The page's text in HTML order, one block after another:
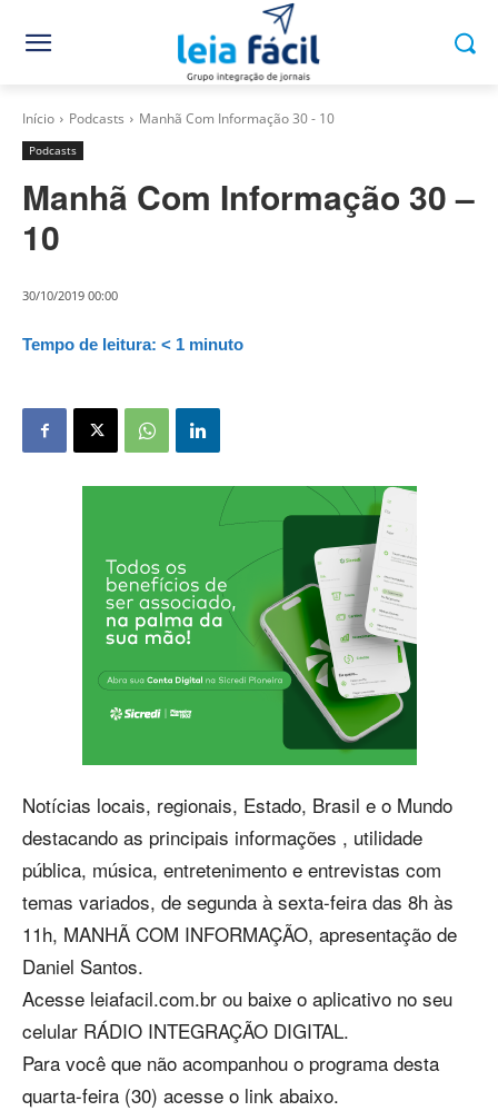
Início Podcasts Manhã Com Informação 30 - 10
Podcasts
Manhã Com Informação 30 –
10
30/10/2019 00:00
Tempo de leitura: < 1 minuto
Notícias locais, regionais, Estado, Brasil e o Mundo
destacando as principais informações , utilidade
pública, música, entretenimento e entrevistas com
temas variados, de segunda à sexta-feira das 8h às
11h, MANHÃ COM INFORMAÇÃO, apresentação de
Daniel Santos.
Acesse leiafacil.com.br ou baixe o aplicativo no seu
celular RÁDIO INTEGRAÇÃO DIGITAL.
Para você que não acompanhou o programa desta
quarta-feira (30) acesse o link abaixo.